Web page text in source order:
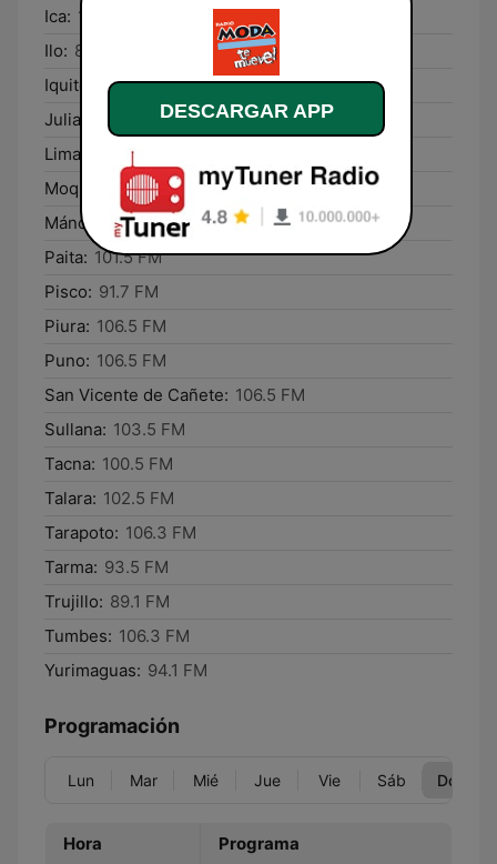
Ica: 107.7 FM
Ilo: 88.3 FM
Iquitos:
105.3 FM
Juliaca:
91.7 FM
Lima:
97.3 FM
Moquegua: 91.7 FM
Máncora: 89.1 FM
Paita: 101.5 FM
Pisco: 91.7 FM
Piura: 106.5 FM
Puno: 106.5 FM
San Vicente de Cañete: 106.5 FM
Sullana: 103.5 FM
Tacna: 100.5 FM
Talara: 102.5 FM
Tarapoto: 106.3 FM
Tarma: 93.5 FM
Trujillo: 89.1 FM
Tumbes: 106.3 FM
Yurimaguas: 94.1 FM
Programación
Lun Mar Mié Jue Vie Sáb Dom
Hora Programa
DESCARGAR APP